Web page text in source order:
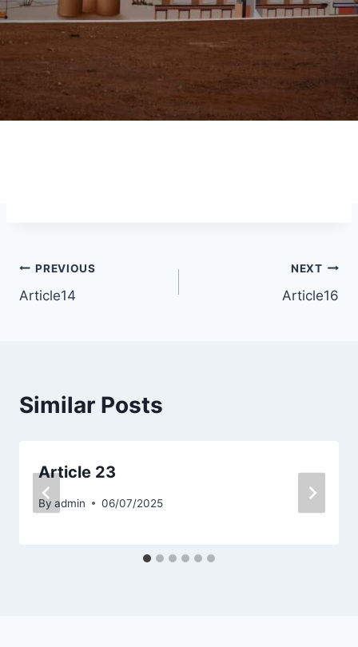
Post
navigation
PREVIOUS
Article14
NEXT
Article16
Similar Posts
Article 23
By admin 06/07/2025